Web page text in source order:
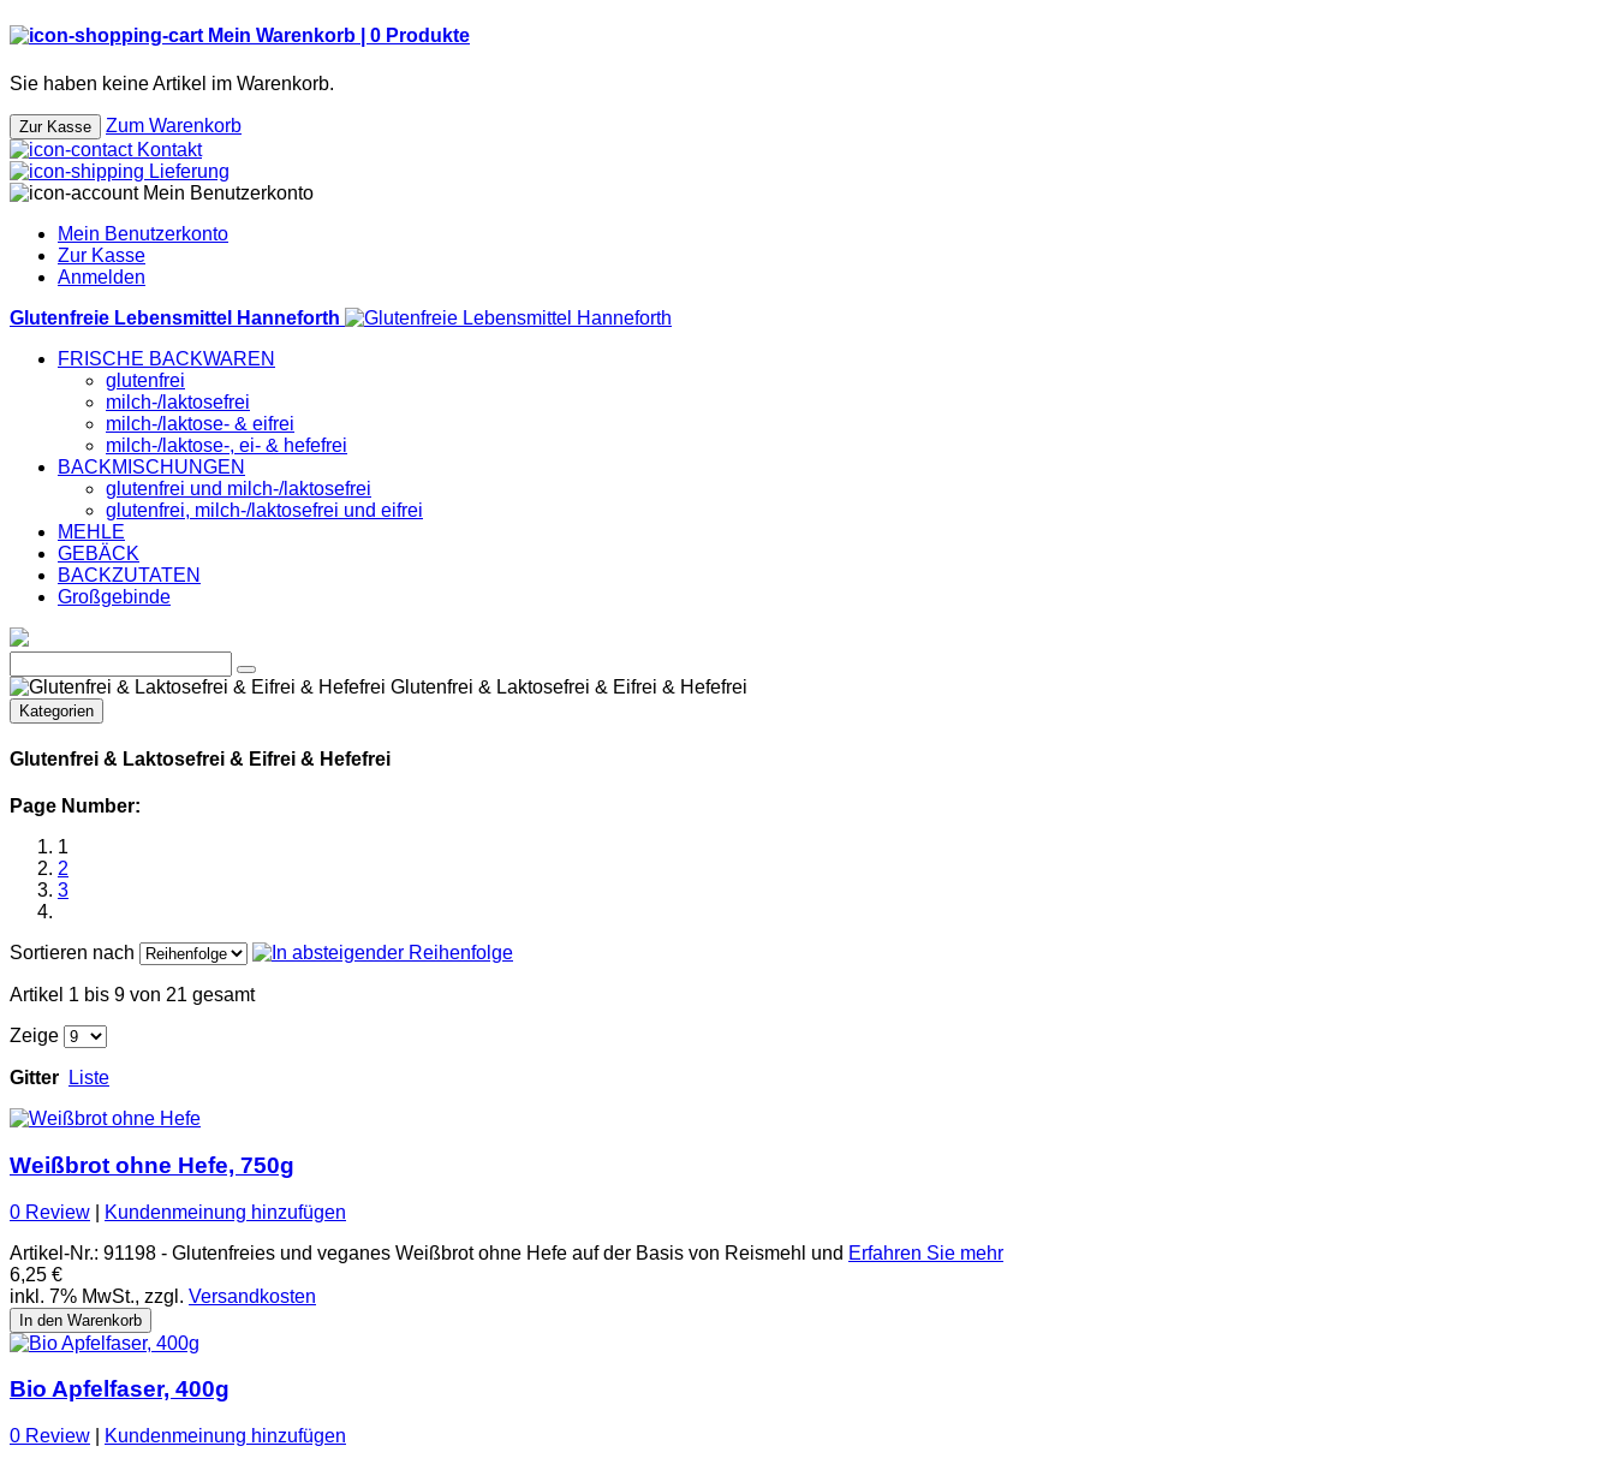
Mein Warenkorb | 0 Produkte
Sie haben keine Artikel im Warenkorb.
Zur Kasse
Zum Warenkorb
Kontakt
Lieferung
Mein Benutzerkonto
Mein Benutzerkonto
Zur Kasse
Anmelden
Glutenfreie Lebensmittel Hanneforth
FRISCHE BACKWAREN
glutenfrei
milch-/laktosefrei
milch-/laktose- & eifrei
milch-/laktose-, ei- & hefefrei
BACKMISCHUNGEN
glutenfrei und milch-/laktosefrei
glutenfrei, milch-/laktosefrei und eifrei
MEHLE
GEBÄCK
BACKZUTATEN
Großgebinde
Glutenfrei & Laktosefrei & Eifrei & Hefefrei
Kategorien
Glutenfrei & Laktosefrei & Eifrei & Hefefrei
Page Number:
1
2
3
Sortieren nach
Artikel 1 bis 9 von 21 gesamt
Zeige
Gitter Liste
Weißbrot ohne Hefe, 750g
0 Review
Kundenmeinung hinzufügen
Artikel-Nr.: 91198 - Glutenfreies und veganes Weißbrot ohne Hefe auf der Basis von Reismehl und Erfahren Sie mehr
6,25 €
inkl. 7% MwSt., zzgl. Versandkosten
In den Warenkorb
Bio Apfelfaser, 400g
0 Review
Kundenmeinung hinzufügen